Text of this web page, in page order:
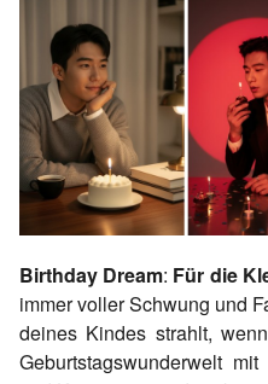
Birthday Dream: Für die
immer voller Schwung und
deines Kindes strahlt,
Geburtstagswunderwelt